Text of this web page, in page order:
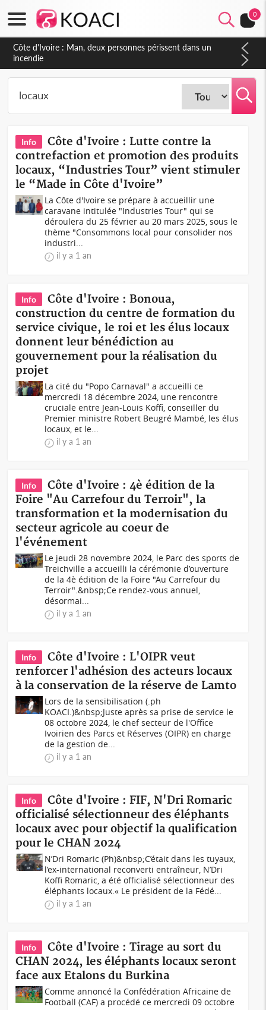
0
Côte d'Ivoire : Man, deux personnes périssent dans un
incendie
Info
Côte d'Ivoire : Lutte contre la
contrefaction et promotion des produits
locaux, “Industries Tour” vient stimuler
le “Made in Côte d'Ivoire”
La Côte d'Ivoire se prépare à accueillir une
caravane intitulée "Industries Tour" qui se
déroulera du 25 février au 20 mars 2025, sous le
thème "Consommons local pour consolider nos
industri...
il y a 1 an
Info
Côte d'Ivoire : Bonoua,
construction du centre de formation du
service civique, le roi et les élus locaux
donnent leur bénédiction au
gouvernement pour la réalisation du
projet
La cité du "Popo Carnaval" a accueilli ce
mercredi 18 décembre 2024, une rencontre
cruciale entre Jean-Louis Koffi, conseiller du
Premier ministre Robert Beugré Mambé, les élus
locaux, et le...
il y a 1 an
Info
Côte d'Ivoire : 4è édition de la
Foire "Au Carrefour du Terroir", la
transformation et la modernisation du
secteur agricole au coeur de
l'événement
Le jeudi 28 novembre 2024, le Parc des sports de
Treichville a accueilli la cérémonie d’ouverture
de la 4è édition de la Foire "Au Carrefour du
Terroir".&nbsp;Ce rendez-vous annuel,
désormai...
il y a 1 an
Info
Côte d'Ivoire : L'OIPR veut
renforcer l'adhésion des acteurs locaux
à la conservation de la réserve de Lamto
Lors de la sensibilisation (.ph
KOACI.)&nbsp;Juste après sa prise de service le
08 octobre 2024, le chef secteur de l'Office
Ivoirien des Parcs et Réserves (OIPR) en charge
de la gestion de...
il y a 1 an
Info
Côte d'Ivoire : FIF, N'Dri Romaric
officialisé sélectionneur des éléphants
locaux avec pour objectif la qualification
pour le CHAN 2024
N’Dri Romaric (Ph)&nbsp;C’était dans les tuyaux,
l’ex-international reconverti entraîneur, N’Dri
Koffi Romaric, a été officialisé sélectionneur des
éléphants locaux.« Le président de la Fédé...
il y a 1 an
Info
Côte d'Ivoire : Tirage au sort du
CHAN 2024, les éléphants locaux seront
face aux Etalons du Burkina
Comme annoncé la Confédération Africaine de
Football (CAF) a procédé ce mercredi 09 octobre